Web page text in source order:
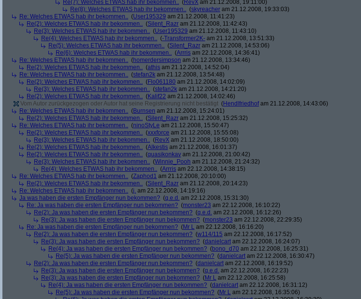
Re(7): Welches ETWAS hab ihr bekommen.. (RevX am 21.12.2008, 19:11:00)
Re(8): Welches ETWAS hab ihr bekommen.. (skyreacher am 21.12.2008, 19:33:03)
Re: Welches ETWAS hab ihr bekommen.. (User195329 am 21.12.2008, 11:41:23)
Re(2): Welches ETWAS hab ihr bekommen.. (Silent_Razr am 21.12.2008, 11:42:43)
Re(3): Welches ETWAS hab ihr bekommen.. (User195329 am 21.12.2008, 11:43:10)
Re(4): Welches ETWAS hab ihr bekommen.. (-Transformer2K- am 21.12.2008, 13:51:33)
Re(5): Welches ETWAS hab ihr bekommen.. (Silent_Razr am 21.12.2008, 14:53:06)
Re(6): Welches ETWAS hab ihr bekommen.. (Arrris am 22.12.2008, 14:36:41)
Re: Welches ETWAS hab ihr bekommen.. (homerdersimpson am 21.12.2008, 13:34:46)
Re(2): Welches ETWAS hab ihr bekommen.. (athis am 21.12.2008, 14:52:04)
Re: Welches ETWAS hab ihr bekommen.. (stefan2k am 21.12.2008, 13:54:48)
Re(2): Welches ETWAS hab ihr bekommen.. (Flo061180 am 21.12.2008, 14:02:09)
Re(3): Welches ETWAS hab ihr bekommen.. (stefan2k am 21.12.2008, 14:21:20)
Re(2): Welches ETWAS hab ihr bekommen.. (Kalif22 am 21.12.2008, 14:02:46)
Vom Autor zurückgezogen oder Autor hat seine Registrierung nicht bestätigt (Hendlfriedhofam 21.12.2008, 14:43:06)
Re: Welches ETWAS hab ihr bekommen.. (Burnsen am 21.12.2008, 15:24:01)
Re(2): Welches ETWAS hab ihr bekommen.. (Silent_Razr am 21.12.2008, 15:25:32)
Re: Welches ETWAS hab ihr bekommen.. (ninoStyLe am 21.12.2008, 15:50:47)
Re(2): Welches ETWAS hab ihr bekommen.. (xxxforce am 21.12.2008, 15:55:08)
Re(3): Welches ETWAS hab ihr bekommen.. (RevX am 21.12.2008, 18:50:00)
Re(2): Welches ETWAS hab ihr bekommen.. (Alkestis am 21.12.2008, 16:01:37)
Re(2): Welches ETWAS hab ihr bekommen.. (quasikonkav am 21.12.2008, 21:00:42)
Re(3): Welches ETWAS hab ihr bekommen.. (Winnie_Pooh am 21.12.2008, 21:24:32)
Re(4): Welches ETWAS hab ihr bekommen.. (Arrris am 22.12.2008, 14:38:15)
Re: Welches ETWAS hab ihr bekommen.. (Zaphod1 am 21.12.2008, 20:10:00)
Re(2): Welches ETWAS hab ihr bekommen.. (Silent_Razr am 21.12.2008, 20:14:23)
Re: Welches ETWAS hab ihr bekommen.. (j. am 22.12.2008, 14:19:16)
Ja was haben die ersten Empfänger nun bekommen? (q.e.d. am 22.12.2008, 15:31:30)
Re: Ja was haben die ersten Empfänger nun bekommen? (monster23 am 22.12.2008, 16:10:22)
Re(2): Ja was haben die ersten Empfänger nun bekommen? (q.e.d. am 22.12.2008, 16:12:26)
Re(3): Ja was haben die ersten Empfänger nun bekommen? (monster23 am 22.12.2008, 22:29:35)
Re: Ja was haben die ersten Empfänger nun bekommen? (Mr L am 22.12.2008, 16:16:20)
Re(2): Ja was haben die ersten Empfänger nun bekommen? (w114/115 am 22.12.2008, 16:17:52)
Re(3): Ja was haben die ersten Empfänger nun bekommen? (danielcart am 22.12.2008, 16:24:07)
Re(4): Ja was haben die ersten Empfänger nun bekommen? (bono_d70 am 22.12.2008, 16:25:31)
Re(5): Ja was haben die ersten Empfänger nun bekommen? (danielcart am 22.12.2008, 16:30:47)
Re(2): Ja was haben die ersten Empfänger nun bekommen? (danielcart am 22.12.2008, 16:19:52)
Re(3): Ja was haben die ersten Empfänger nun bekommen? (q.e.d. am 22.12.2008, 16:22:23)
Re(3): Ja was haben die ersten Empfänger nun bekommen? (Mr L am 22.12.2008, 16:25:58)
Re(4): Ja was haben die ersten Empfänger nun bekommen? (danielcart am 22.12.2008, 16:31:12)
Re(5): Ja was haben die ersten Empfänger nun bekommen? (Mr L am 22.12.2008, 16:35:06)